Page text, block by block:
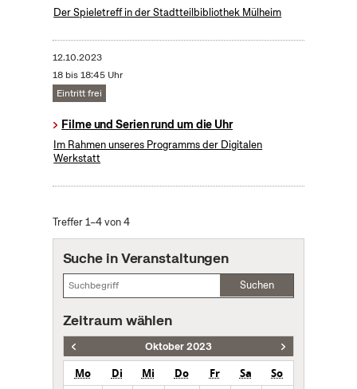
Der Spieletreff in der Stadtteilbibliothek Mülheim
12.10.2023
18 bis 18:45 Uhr
Eintritt frei
Filme und Serien rund um die Uhr
Im Rahmen unseres Programms der Digitalen
Werkstatt
Treffer 1–4 von 4
Suche in Veranstaltungen
Suchen
Zeitraum wählen
Oktober 2023
Mo Di Mi Do Fr Sa
So